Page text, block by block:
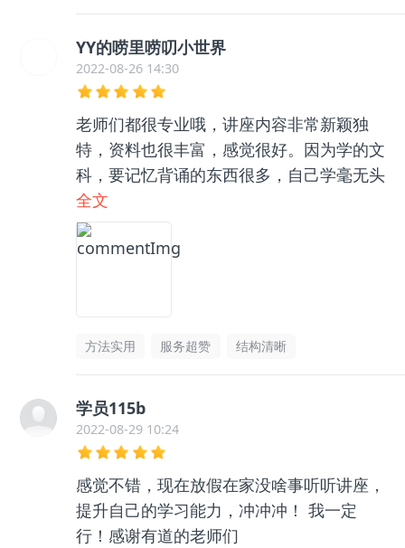
YY的唠里唠叨小世界
2022-08-26 14:30
老师们都很专业哦，讲座内容非常新颖独
特，资料也很丰富，感觉很好。因为学的文
科，要记忆背诵的东西很多，自己学毫无头
绪，和咨询老师聊了之后收获很大，逻辑框
架清晰了很多，总之很推荐👍🏻
全文
方法实用 服务超赞 结构清晰
学员115b
2022-08-29 10:24
感觉不错，现在放假在家没啥事听听讲座，
提升自己的学习能力，冲冲冲！ 我一定
行！感谢有道的老师们